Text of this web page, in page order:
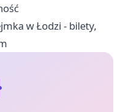
w Łodzi - bilety,